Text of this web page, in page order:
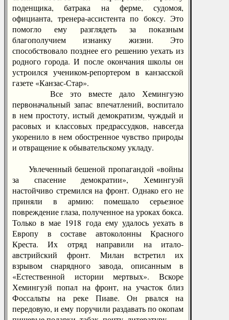
поденщика, батрака на ферме, судомоя,
официанта, тренера-ассистента по боксу. Это
помогло ему разглядеть за показным
благополучием изнанку жизни. Это
способствовало позднее его решению уехать из
родного города. И после окончания школы он
устроился учеником-репортером в канзасской
газете «Канзас-Стар».
Все это вместе дало Хемингуэю
первоначальный запас впечатлений, воспитало
в нем простоту, истый демократизм, чуждый и
расовых и классовых предрассудков, навсегда
укоренило в нем обостренное чувство природы
и отвращение к обывательскому укладу.
Увлеченный бешеной пропагандой «войны
за спасение демократии», Хемингуэй
настойчиво стремился на фронт. Однако его не
приняли в армию: помешало серьезное
повреждение глаза, полученное на уроках бокса.
Только в мае 1918 года ему удалось уехать в
Европу в составе автоколонны Красного
Креста. Их отряд направили на итало-
австрийский фронт. Милан встретил их
взрывом снарядного завода, описанным в
«Естественной истории мертвых». Вскоре
Хемингуэй попал на фронт, на участок близ
Фоссальты на реке Пиаве. Он рвался на
передовую, и ему поручили раздавать по окопам